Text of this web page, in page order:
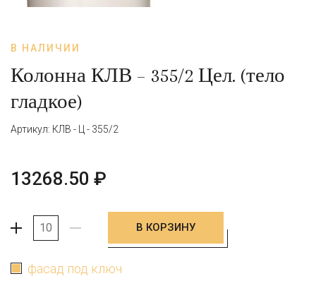
В НАЛИЧИИ
Колонна КЛВ – 355/2 Цел. (тело
гладкое)
Артикул: КЛВ - Ц - 355/2
13268.50 ₽
-
+ В КОРЗИНУ
фасад под ключ